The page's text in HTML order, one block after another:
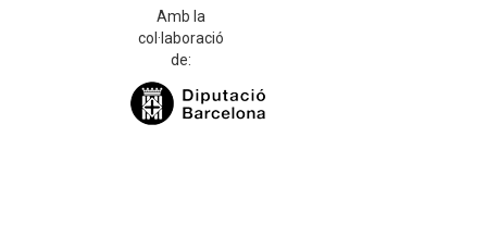
Amb la
col·laboració
de: